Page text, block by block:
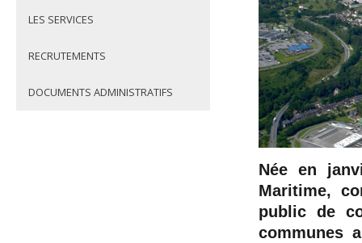
LES SERVICES
RECRUTEMENTS
DOCUMENTS ADMINISTRATIFS
Née en
Maritime,
public de
communes